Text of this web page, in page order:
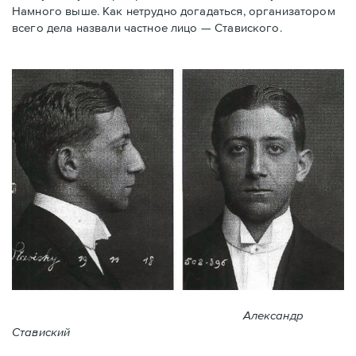
Намного выше. Как нетрудно догадаться, организатором
всего дела назвали частное лицо — Ставиского.
Александр
Ставиский